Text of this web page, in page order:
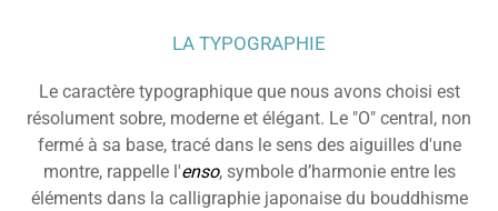
LA TYPOGRAPHIE
Le caractère typographique que nous avons choisi est
résolument sobre, moderne et élégant. Le "O" central, non
fermé à sa base, tracé dans le sens des aiguilles d'une
montre, rappelle l'enso, symbole d’harmonie entre les
éléments dans la calligraphie japonaise du bouddhisme